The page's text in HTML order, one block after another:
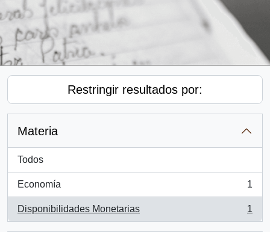
Restringir resultados por:
Materia
Todos
Economía
, 1 resultados
1
Disponibilidades Monetarias
, 1 resultados
1